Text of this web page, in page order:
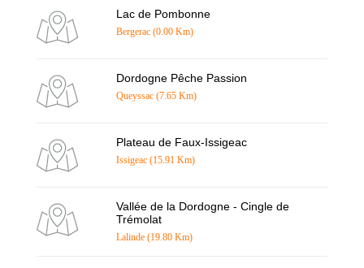
Lac de Pombonne
Bergerac (0.00 Km)
Dordogne Pêche Passion
Queyssac (7.65 Km)
Plateau de Faux-Issigeac
Issigeac (15.91 Km)
Vallée de la Dordogne - Cingle de
Trémolat
Lalinde (19.80 Km)